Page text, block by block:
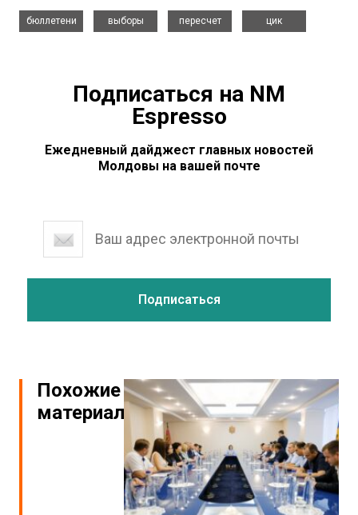
бюллетени
выборы
пересчет
цик
Подписаться на NM
Espresso
Ежедневный дайджест главных новостей
Молдовы на вашей почте
Похожие
материалы